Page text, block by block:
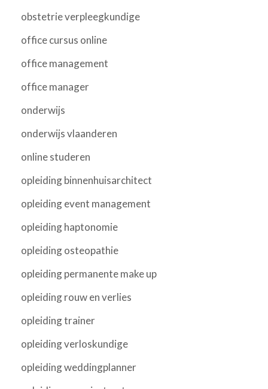
obstetrie verpleegkundige
office cursus online
office management
office manager
onderwijs
onderwijs vlaanderen
online studeren
opleiding binnenhuisarchitect
opleiding event management
opleiding haptonomie
opleiding osteopathie
opleiding permanente make up
opleiding rouw en verlies
opleiding trainer
opleiding verloskundige
opleiding weddingplanner